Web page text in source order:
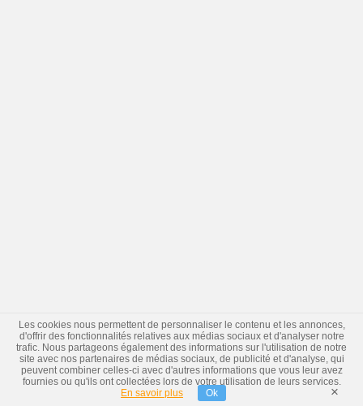
Les cookies nous permettent de personnaliser le contenu et les annonces,
d'offrir des fonctionnalités relatives aux médias sociaux et d'analyser notre
trafic. Nous partageons également des informations sur l'utilisation de notre
site avec nos partenaires de médias sociaux, de publicité et d'analyse, qui
peuvent combiner celles-ci avec d'autres informations que vous leur avez
fournies ou qu'ils ont collectées lors de votre utilisation de leurs services.
En savoir plus
Ok ×